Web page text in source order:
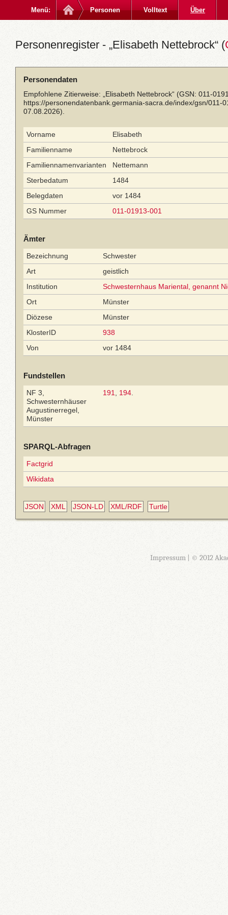
Menü: Personen Volltext Über
Personenregister - „Elisabeth Nettebrock“ (
Personendaten
Empfohlene Zitierweise: „Elisabeth Nettebrock“ (GSN: 011-
https://personendatenbank.germania-sacra.de/index/gsn/011-
07.08.2026).
Vorname
Elisabeth
Familienname
Nettebrock
Familiennamenvarianten
Nettemann
Sterbedatum
1484
Belegdaten
vor 1484
GS Nummer
011-01913-001
Ämter
Bezeichnung
Schwester
Art
geistlich
Institution
Schwesternhaus Mariental, genannt
Ort
Münster
Diözese
Münster
KlosterID
938
Von
vor 1484
Fundstellen
NF 3,
Schwesternhäuser
Augustinerregel,
Münster
191 194
SPARQL-Abfragen
Factgrid
Wikidata
JSON XML JSON-LD XML/RDF Turtle
Impressum| © 2012